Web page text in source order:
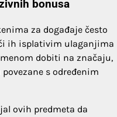
bonusa
za događaje često
ih isplativim ulaganjima
dobiti na značaju,
s određenim
ovih predmeta da